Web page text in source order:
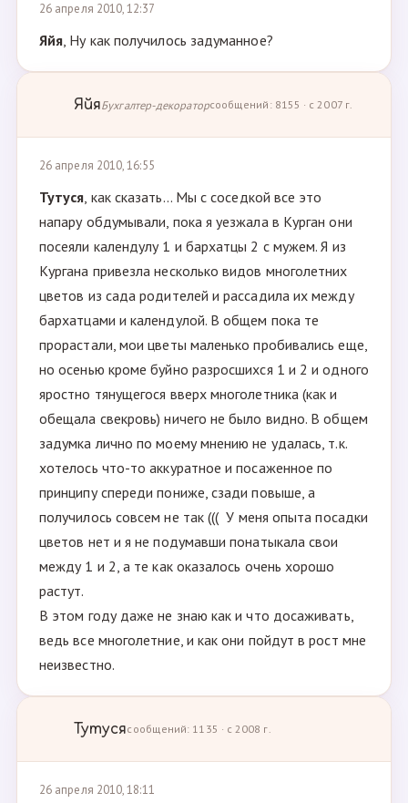
26 апреля 2010, 12:37
Яйя, Ну как получилось задуманное?
ЯйяБухгалтер-декораторсообщений: 8155 · с 2007 г.
26 апреля 2010, 16:55
Тутуся, как сказать... Мы с соседкой все это
напару обдумывали, пока я уезжала в Курган они
посеяли календулу 1 и бархатцы 2 с мужем. Я из
Кургана привезла несколько видов многолетних
цветов из сада родителей и рассадила их между
бархатцами и календулой. В общем пока те
прорастали, мои цветы маленько пробивались еще,
но осенью кроме буйно разросшихся 1 и 2 и одного
яростно тянущегося вверх многолетника (как и
обещала свекровь) ничего не было видно. В общем
задумка лично по моему мнению не удалась, т.к.
хотелось что-то аккуратное и посаженное по
принципу спереди пониже, сзади повыше, а
получилось совсем не так ((( У меня опыта посадки
цветов нет и я не подумавши понатыкала свои
между 1 и 2, а те как оказалось очень хорошо
растут.
В этом году даже не знаю как и что досаживать,
ведь все многолетние, и как они пойдут в рост мне
неизвестно.
Тутусясообщений: 1135 · с 2008 г.
26 апреля 2010, 18:11